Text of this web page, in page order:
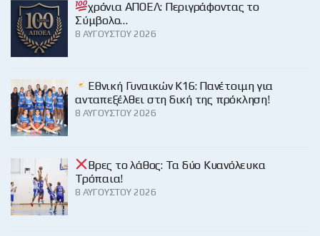
χρόνια ΑΠΟΕΛ: Περιγράφοντας το
Σύμβολο…
8 ΑΥΓΟΎΣΤΟΥ 2026
Εθνική Γυναικών Κ16: Πανέτοιμη για
ανταπεξέλθει στη δική της πρόκληση!
8 ΑΥΓΟΎΣΤΟΥ 2026
Βρες το λάθος: Τα δύο Κυανόλευκα
Τρόπαια!
8 ΑΥΓΟΎΣΤΟΥ 2026